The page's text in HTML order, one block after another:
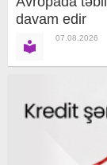
davam edir
07.08.2026